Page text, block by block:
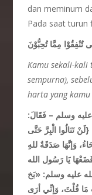
dan meminum
Pada saat turun
تُنْفِقُوْا مِمَّا تُحِبُّوْنَ
Kamu sekali-kali
sempurna),
harta yang
وسلم – فَقَالَ:
تَنَالُوا الْبِرَّ حَتَّى
وَإنَّهَا صَدَقَةٌ للهِ
يَا رَسُول الله
عليه وسلم: «بَخ
قُلْتَ، وَإنِّي أرَى